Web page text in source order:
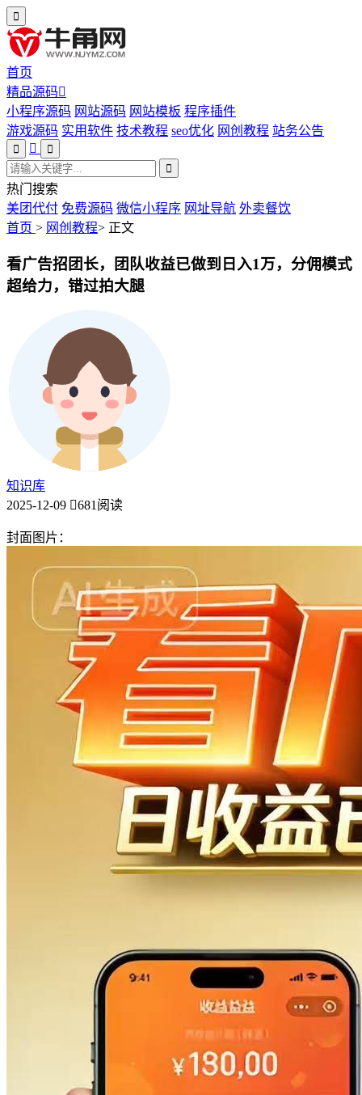
首页
精品源码
小程序源码 网站源码 网站模板 程序插件
游戏源码 实用软件 技术教程 seo优化 网创教程 站务公告
热门搜索
美团代付 免费源码 微信小程序 网址导航 外卖餐饮
首页 > 网创教程> 正文
看广告招团长，团队收益已做到日入1万，分佣模式
超给力，错过拍大腿
知识库
2025-12-09
681阅读
封面图片：